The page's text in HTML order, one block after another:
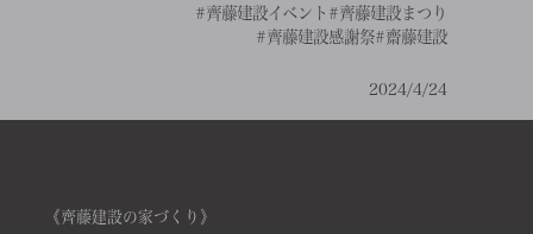
#齊藤建設イベント #齊藤建設まつり
#齊藤建設感謝祭#齋藤建設
2024/4/24
《齊藤建設の家づくり》